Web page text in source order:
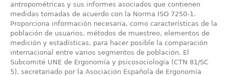
antropométricas y sus informes asociados que contienen
medidas tomadas de acuerdo con la Norma ISO 7250-1.
Proporciona información necesaria, como características de la
población de usuarios, métodos de muestreo, elementos de
medición y estadísticas, para hacer posible la comparación
internacional entre varios segmentos de población. El
Subcomité UNE de Ergonomía y psicosociología (CTN 81/SC
5), secretariado por la Asociación Española de Ergonomía